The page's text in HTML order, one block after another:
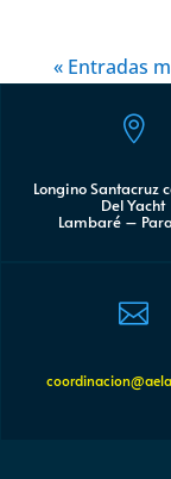
« Entradas

Longino Santacruz
Del Yacht
Lambaré –
